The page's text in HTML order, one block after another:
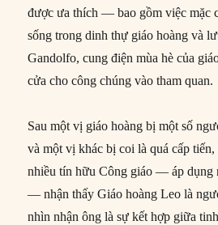
được ưa thích — bao gồm việc mặc
sống trong dinh thự giáo hoàng và
Gandolfo, cung điện mùa hè của
cửa cho công chúng vào tham quan.
Sau một vị giáo hoàng bị một số
và một vị khác bị coi là quá cấp
nhiều tín hữu Công giáo — áp dụng
— nhận thấy Giáo hoàng Leo là
nhìn nhận ông là sự kết hợp giữa